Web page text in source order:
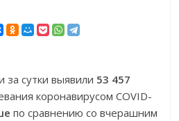
за сутки выявили 53 457
коронавирусом COVID-
по сравнению со вчерашним